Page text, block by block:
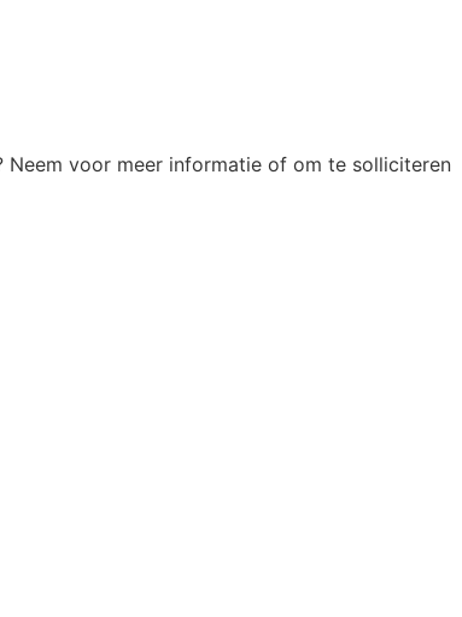
Neem voor meer informatie of om te solliciteren